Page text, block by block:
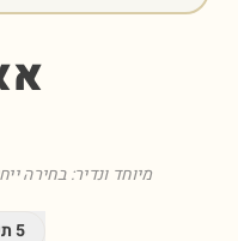
מיוחד ונדיר: בחירה
5